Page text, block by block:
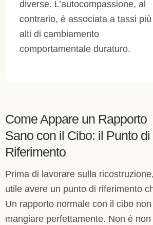
diverse. L’autocompassione, al
contrario, è associata a tassi più
alti di cambiamento
comportamentale duraturo.
Come Appare un Rapporto
Sano con il Cibo: il Punto di
Riferimento
Prima di lavorare sulla
utile avere un punto di riferimento
Un rapporto normale con il cibo
mangiare perfettamente. Non è non